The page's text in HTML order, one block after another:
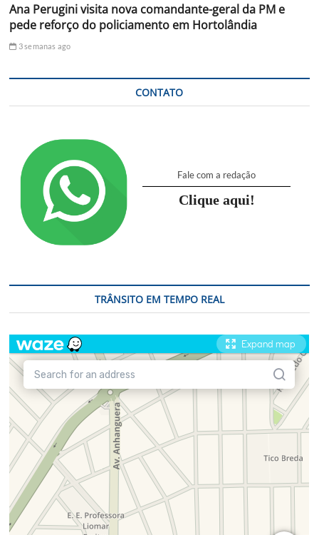
Ana Perugini visita nova comandante-geral da PM e
pede reforço do policiamento em Hortolândia
3 semanas ago
CONTATO
Fale com a redação
Clique aqui!
TRÂNSITO EM TEMPO REAL